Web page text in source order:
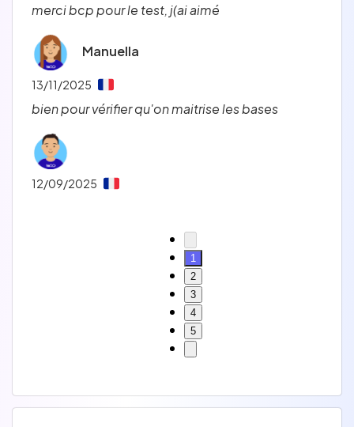
merci bcp pour le test, j(ai aimé
Manuella
13/11/2025
bien pour vérifier qu'on maitrise les bases
12/09/2025
1
2
3
4
5